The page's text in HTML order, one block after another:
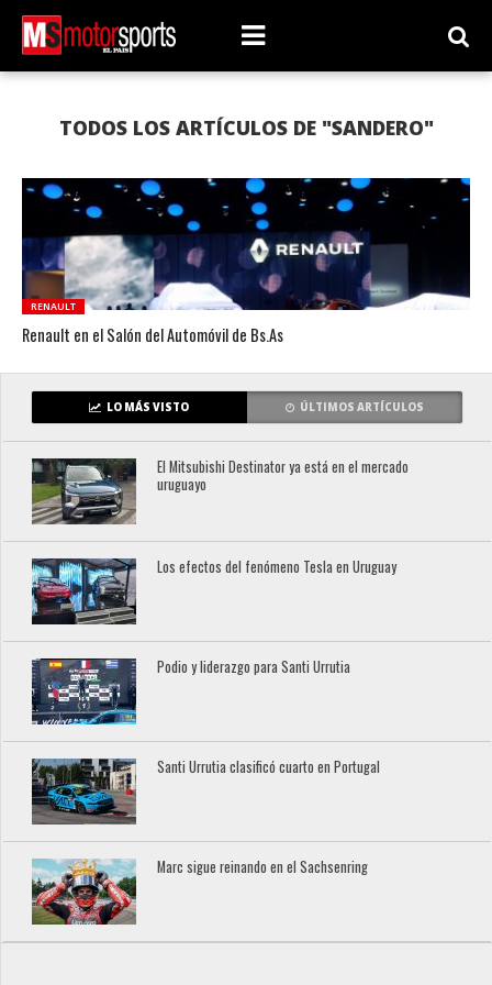
TODOS LOS ARTÍCULOS DE "SANDERO"
RENAULT
Renault en el Salón del Automóvil de Bs.As
LO MÁS VISTO ÚLTIMOS ARTÍCULOS
El Mitsubishi Destinator ya está en el mercado
uruguayo
Los efectos del fenómeno Tesla en Uruguay
Podio y liderazgo para Santi Urrutia
Santi Urrutia clasificó cuarto en Portugal
Marc sigue reinando en el Sachsenring